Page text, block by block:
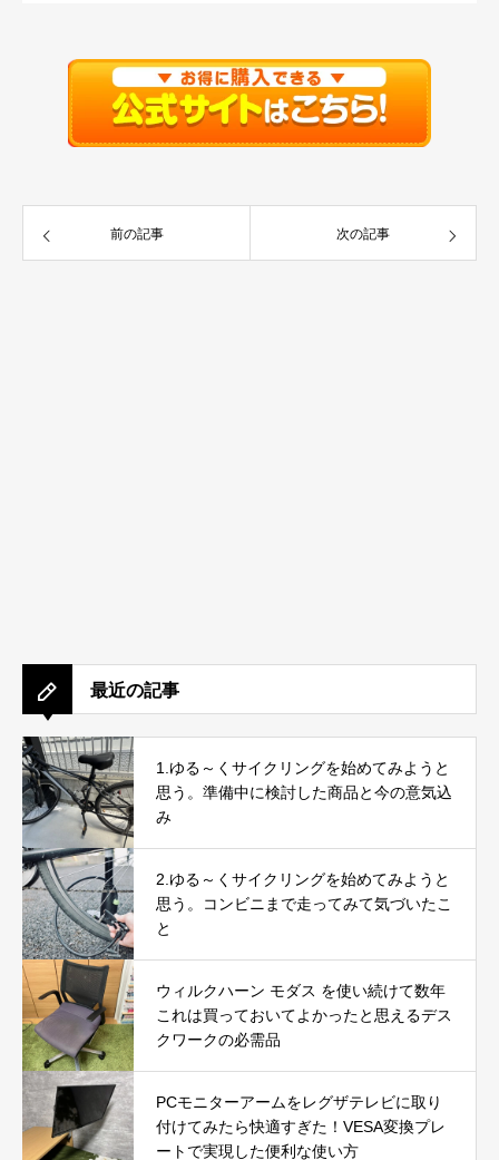
前の記事 次の記事
最近の記事
1.ゆる～くサイクリングを始めてみようと
思う。準備中に検討した商品と今の意気込
み
2.ゆる～くサイクリングを始めてみようと
思う。コンビニまで走ってみて気づいたこ
と
ウィルクハーン モダス を使い続けて数年
これは買っておいてよかったと思えるデス
クワークの必需品
PCモニターアームをレグザテレビに取り
付けてみたら快適すぎた！VESA変換プレ
ートで実現した便利な使い方